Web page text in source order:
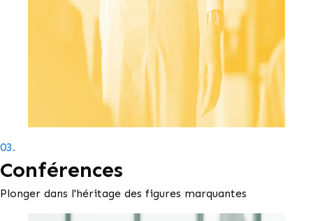
03.
Conférences
Plonger dans l'héritage des figures marquantes